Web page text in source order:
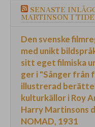
SENASTE
MARTINSON I
Den svenske
med unikt
sitt eget filmiska
ger i "Sånger från
illustrerad
kulturkällor i Roy
Harry Martinsons
NOMAD, 1931